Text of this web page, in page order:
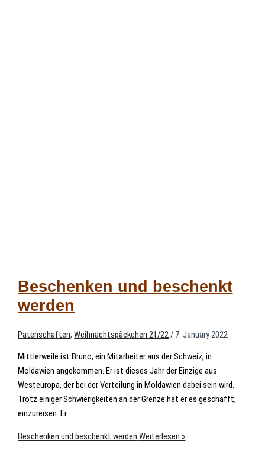
Beschenken und beschenkt
werden
Patenschaften,Weihnachtspäckchen 21/22/ 7. January 2022
Mittlerweile ist Bruno, ein Mitarbeiter aus der Schweiz, in
Moldawien angekommen. Er ist dieses Jahr der Einzige aus
Westeuropa, der bei der Verteilung in Moldawien dabei sein wird.
Trotz einiger Schwierigkeiten an der Grenze hat er es geschafft,
einzureisen. Er
Beschenken und beschenkt werden Weiterlesen »